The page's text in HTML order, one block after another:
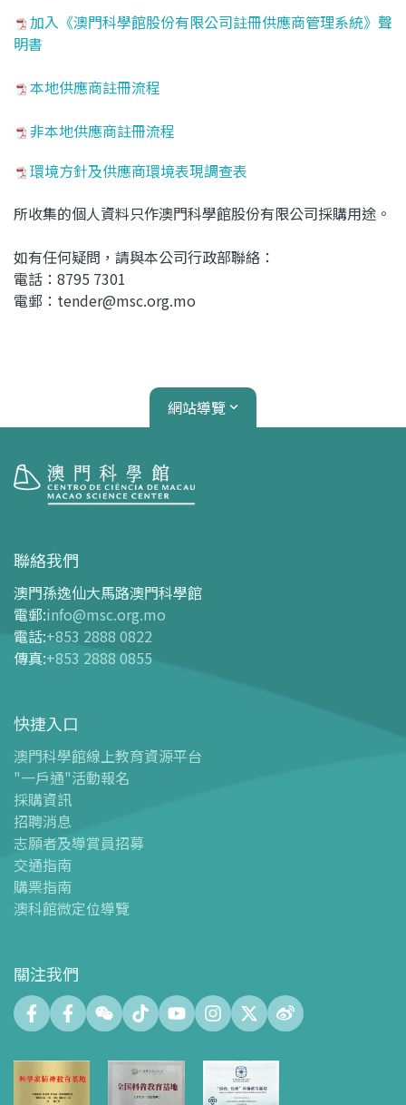
加入《澳門科學館股份有限公司註冊供應商管理系統》聲
明書
本地供應商註冊流程
非本地供應商註冊流程
環境方針及供應商環境表現調查表
所收集的個人資料只作澳門科學館股份有限公司採購用途。
如有任何疑問，請與本公司行政部聯絡：
電話：8795 7301
電郵：tender@msc.org.mo
網站導覽
開放時間
交通指南
購票指南
- 網上購票
- 門票及優惠表
導覽圖
- 導覽圖
- 澳科館微定位導覽
場館設施
- 科學館兒童世界
- 展覽中心
- 天文館
- 會議中心
數字化製造實驗室 (FABLAB)
- 網絡實驗室 (NetLab)
創客空間 (Maker Space)
- 智學園地
十五號展廳
聯絡我們
澳門孫逸仙大馬路澳門科學館
電郵:info@msc.org.mo
電話:+853 2888 0822
傳真:+853 2888 0855
快捷入口
澳門科學館線上教育資源平台
"一戶通"活動報名
採購資訊
招聘消息
志願者及導賞員招募
交通指南
購票指南
澳科館微定位導覽
關注我們